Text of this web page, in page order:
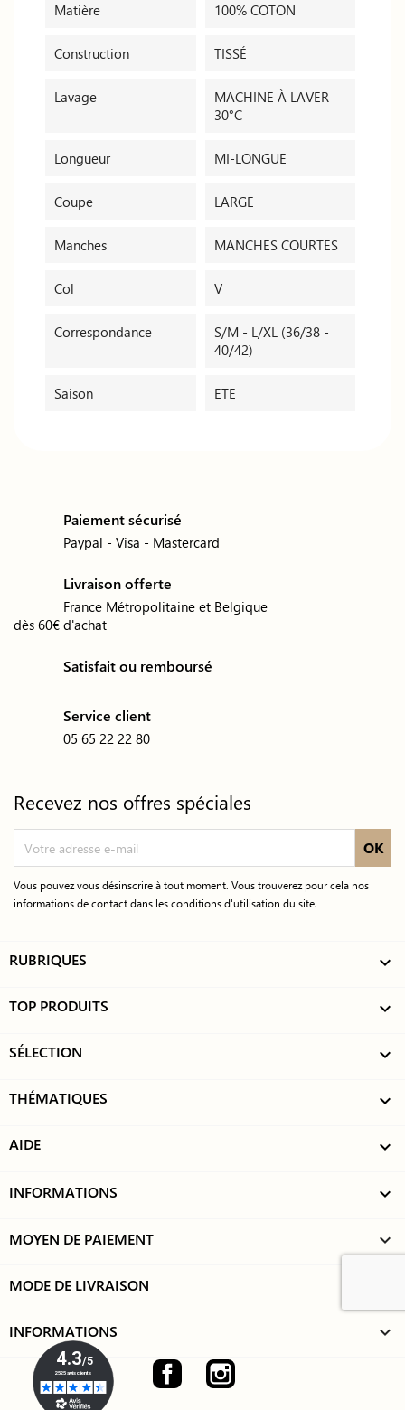
Matière 100% COTON
Construction TISSÉ
Lavage
MACHINE À LAVER
30°C
Longueur MI-LONGUE
Coupe LARGE
Manches MANCHES COURTES
Col V
Correspondance
S/M - L/XL (36/38 -
40/42)
Saison ETE
Paiement sécurisé
Paypal - Visa - Mastercard
Livraison offerte
France Métropolitaine et Belgique
dès 60€ d'achat
Satisfait ou remboursé
Service client
05 65 22 22 80
Recevez nos offres spéciales
Vous pouvez vous désinscrire à tout moment. Vous trouverez pour cela nos
informations de contact dans les conditions d'utilisation du site.
RUBRIQUES 
TOP PRODUITS 
SÉLECTION 
THÉMATIQUES 
AIDE 
INFORMATIONS 
MOYEN DE PAIEMENT keyboard_arrow_down
MODE DE LIVRAISON
INFORMATIONS keyboard_arrow_down
Facebook